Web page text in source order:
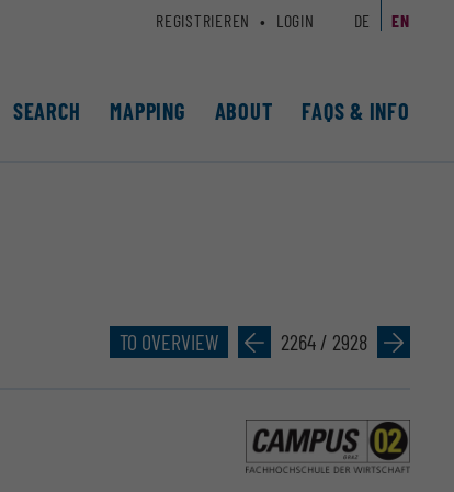
SEARCH MAPPING ABOUT FAQS & INFO
REGISTRIEREN LOGIN DE EN
TO OVERVIEW » 2264 / 2928 »